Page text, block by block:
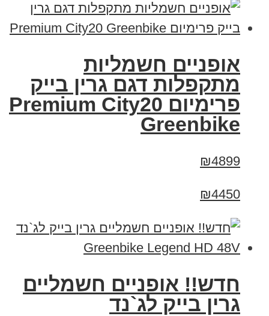
אופניים חשמליות
מתקפלות דגם גרין בייק
פרימיום Premium City20
Greenbike
₪4899
₪4450
חדש!! אופניים חשמליים
גרין בייק לג`נד